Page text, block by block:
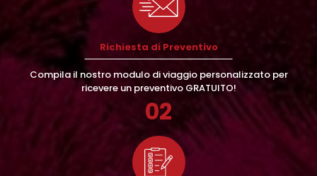
Richiesta di Preventivo
Compila il nostro modulo di viaggio personalizzato per
ricevere un preventivo GRATUITO!
02